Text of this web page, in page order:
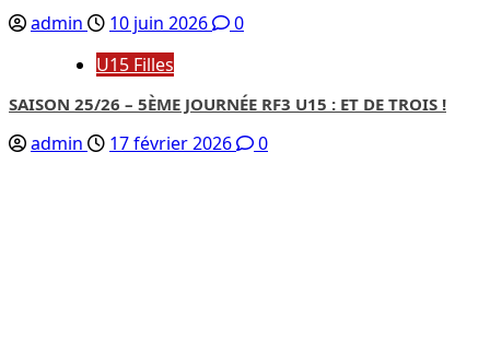
admin 10 juin 2026
0
U15 Filles
SAISON 25/26 – 5ÈME JOURNÉE RF3 U15 : ET DE TROIS !
admin 17 février 2026 0